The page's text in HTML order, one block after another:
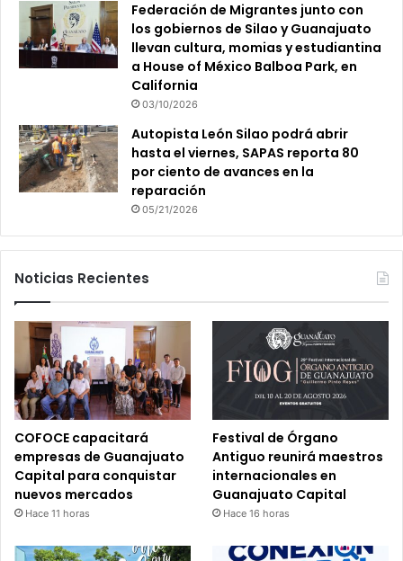
Federación de Migrantes junto con
los gobiernos de Silao y Guanajuato
llevan cultura, momias y estudiantina
a House of México Balboa Park, en
California
03/10/2026
Autopista León Silao podrá abrir
hasta el viernes, SAPAS reporta 80
por ciento de avances en la
reparación
05/21/2026
Noticias Recientes
COFOCE capacitará
empresas de Guanajuato
Capital para conquistar
nuevos mercados
Hace 11 horas
Festival de Órgano
Antiguo reunirá maestros
internacionales en
Guanajuato Capital
Hace 16 horas